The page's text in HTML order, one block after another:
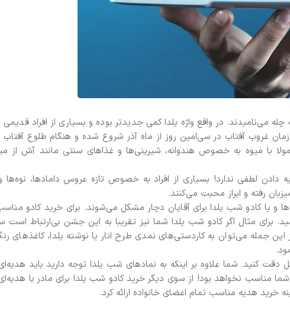
در واقع واژه یلدا کمی جدیدتر بوده و بسیاری از افراد
غروب آفتاب در سی‌امین روز از ماه آذر شروع شده و هنگام طلوع آفتاب
میوه به خصوص هندوانه، شیرینی‌ها و غذاهای سنتی مانند آش از
لطفی ندارد! بسیاری از افراد به خصوص تازه عروس دامادها، نوه‌ها و
رفته و ابراز محبت می‌کنند.
و یا کادو شب یلدا برای آقایان دچار مشکل می‌شوند. برای خرید کادو
برای مثال اگر کادو شب یلدا شما نیز تقریبا به این جشن بی‌ارتباط است
این جمله می‌توان به کاردستی‌های نمدی طرح انار یا نوشته یلدا، کاغذهای
کنید. شما علاوه بر اینکه به نمادهای شب یلدا توجه دارید باید
مناسب نخواهد بود! از سوی دیگر خرید کادو شب یلدا برای مادر با هدیه‌ای
خرید هدیه مناسب تمام اعضای خانواده ارائه کرد.